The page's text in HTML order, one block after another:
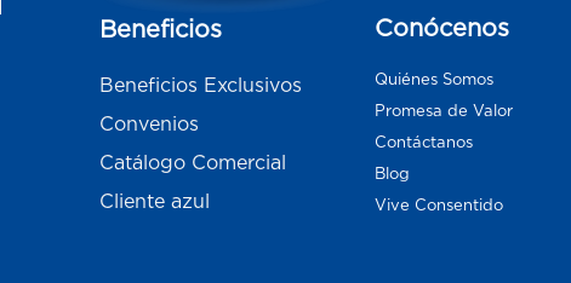
Beneficios
Beneficios Exclusivos
Convenios
Catálogo Comercial
Cliente azul
Conócenos
Quiénes Somos
Promesa de Valor
Contáctanos
Blog
Vive Consentido